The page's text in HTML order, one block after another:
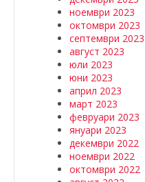
ноември 2023
октомври 2023
септември 2023
август 2023
юли 2023
юни 2023
април 2023
март 2023
февруари 2023
януари 2023
декември 2022
ноември 2022
октомври 2022